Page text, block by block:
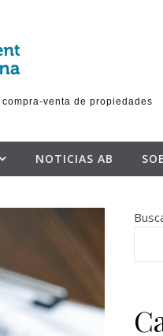
venta de propiedades
NOTICIAS AB